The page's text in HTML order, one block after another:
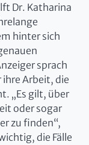
Dr. Katharina
hinter sich
sprach
ihre Arbeit, die
„Es gilt, über
oder sogar
zu finden“,
die Fälle